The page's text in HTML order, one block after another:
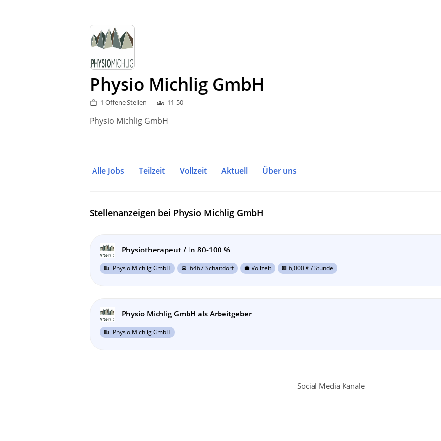
Physio Michlig GmbH
work_outline 1 Offene Stellen groups 11-50
Physio Michlig GmbH
Alle Jobs Teilzeit Vollzeit Aktuell Über uns
Stellenanzeigen bei Physio Michlig GmbH
Physiotherapeut / In 80-100 %
business Physio Michlig GmbH directions_car 6467 Schattdorf work Vollzeit money 6,000€ / Stunde
Physio Michlig GmbH als Arbeitgeber
business Physio Michlig GmbH
Social Media Kanäle